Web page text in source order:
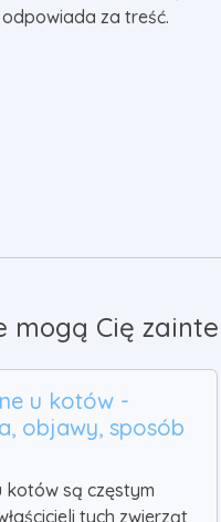
odpowiada za treść.
mogą Cię
u kotów -
objawy, sposób
kotów są częstym
tych zwierząt